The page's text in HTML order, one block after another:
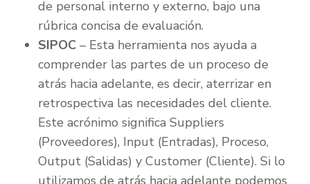
de personal interno y externo, bajo una
rúbrica concisa de evaluación.
SIPOC – Esta herramienta nos ayuda a
comprender las partes de un proceso de
atrás hacia adelante, es decir, aterrizar en
retrospectiva las necesidades del cliente.
Este acrónimo significa Suppliers
(Proveedores), Input (Entradas), Proceso,
Output (Salidas) y Customer (Cliente). Si lo